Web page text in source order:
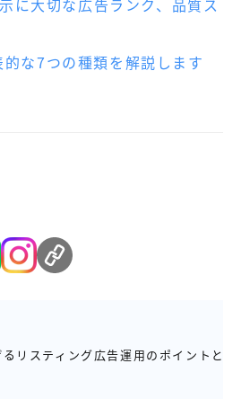
リスティング広告運用のポイントと
に大切な広告ランク、品質ス
な7つの種類を解説します